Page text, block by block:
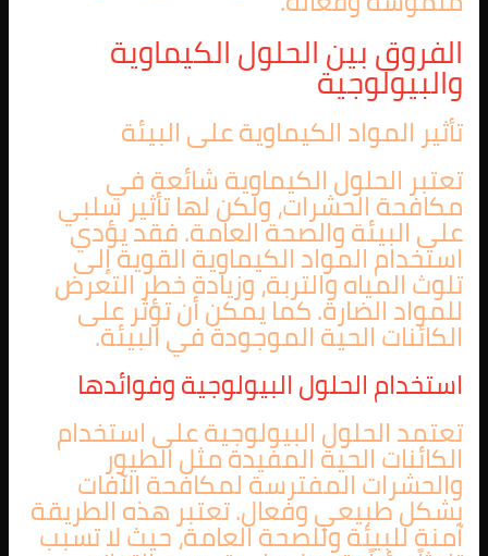
الفروق بين الحلول الكيماوية
والبيولوجية
تأثير المواد الكيماوية على البيئة
تعتبر الحلول الكيماوية شائعة في
مكافحة الحشرات، ولكن لها تأثير سلبي
على البيئة والصحة العامة. فقد يؤدي
استخدام المواد الكيماوية القوية إلى
تلوث المياه والتربة، وزيادة خطر التعرض
للمواد الضارة. كما يمكن أن تؤثر على
الكائنات الحية الموجودة في البيئة.
استخدام الحلول البيولوجية وفوائدها
تعتمد الحلول البيولوجية على استخدام
الكائنات الحية المفيدة مثل الطيور
والحشرات المفترسة لمكافحة الآفات
بشكل طبيعي وفعال. تعتبر هذه الطريقة
آمنة للبيئة وللصحة العامة، حيث لا تسبب